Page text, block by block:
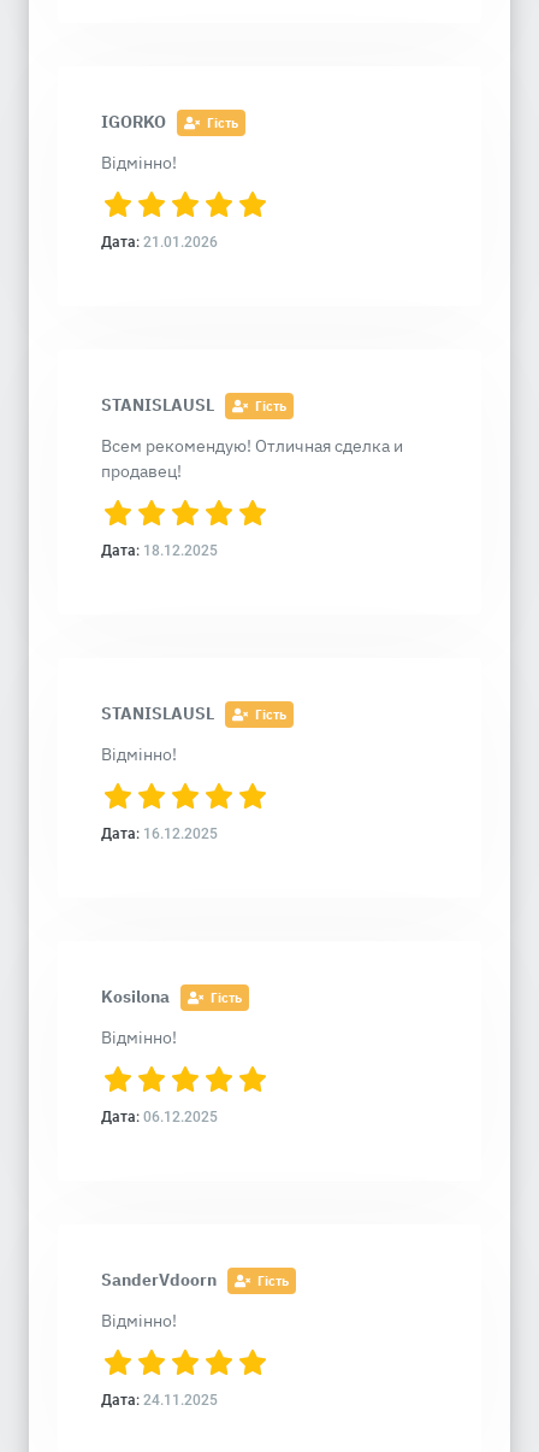
IGORKO Гість
Відмінно!
Дата: 21.01.2026
STANISLAUSL Гість
Всем рекомендую! Отличная сделка и
продавец!
Дата: 18.12.2025
STANISLAUSL Гість
Відмінно!
Дата: 16.12.2025
Kosilona Гість
Відмінно!
Дата: 06.12.2025
SanderVdoorn Гість
Відмінно!
Дата: 24.11.2025